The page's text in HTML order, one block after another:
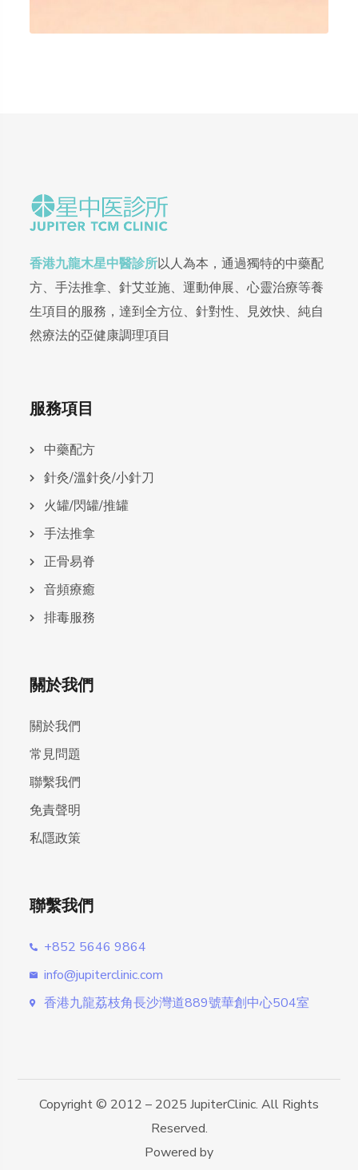
香港九龍木星中醫診所以人為本，通過獨特的中藥配
方、手法推拿、針艾並施、運動伸展、心靈治療等養
生項目的服務，達到全方位、針對性、見效快、純自
然療法的亞健康調理項目
服務項目
中藥配方
針灸/溫針灸/小針刀
火罐/閃罐/推罐
手法推拿
正骨易脊
⾳頻療癒
排毒服務
關於我們
關於我們
常見問題
聯繫我們
免責聲明
私隱政策
聯繫我們
+852 5646 9864
info@jupiterclinic.com
香港九龍荔枝角長沙灣道889號華創中心504室
Copyright © 2012 – 2025 JupiterClinic. All Rights
Reserved.
Powered by